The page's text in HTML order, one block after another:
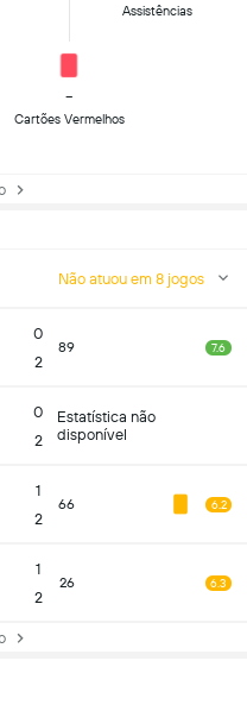
Assistências
-
Cartões Vermelhos
Não atuou em 8 jogos
0
2
89 7.6
0
2
Estatística não
disponível
1
2
66 6.2
1
2
26 6.3